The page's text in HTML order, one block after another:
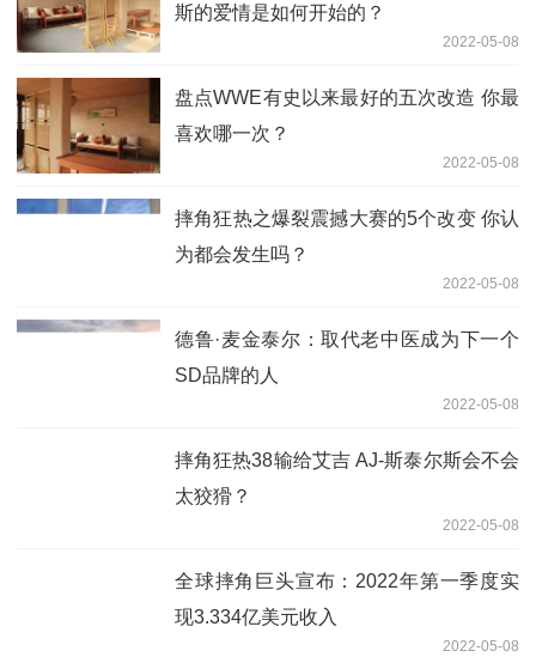
斯的爱情是如何开始的？
2022-05-08
盘点WWE有史以来最好的五次改造 你最
喜欢哪一次？
2022-05-08
摔角狂热之爆裂震撼大赛的5个改变 你认
为都会发生吗？
2022-05-08
德鲁·麦金泰尔：取代老中医成为下一个
SD品牌的人
2022-05-08
摔角狂热38输给艾吉 AJ-斯泰尔斯会不会
太狡猾？
2022-05-08
全球摔角巨头宣布：2022年第一季度实
现3.334亿美元收入
2022-05-08